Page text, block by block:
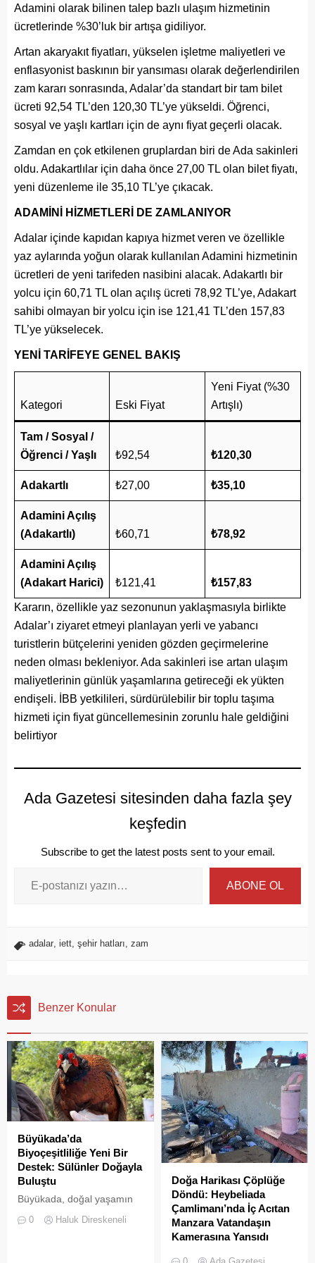
Adamini olarak bilinen talep bazlı ulaşım hizmetinin
ücretlerinde %30’luk bir artışa gidiliyor.
Artan akaryakıt fiyatları, yükselen işletme maliyetleri ve
enflasyonist baskının bir yansıması olarak değerlendirilen
zam kararı sonrasında, Adalar’da standart bir tam bilet
ücreti 92,54 TL’den 120,30 TL’ye yükseldi. Öğrenci,
sosyal ve yaşlı kartları için de aynı fiyat geçerli olacak.
Zamdan en çok etkilenen gruplardan biri de Ada sakinleri
oldu. Adakartlılar için daha önce 27,00 TL olan bilet fiyatı,
yeni düzenleme ile 35,10 TL’ye çıkacak.
ADAMİNİ HİZMETLERİ DE ZAMLANIYOR
Adalar içinde kapıdan kapıya hizmet veren ve özellikle
yaz aylarında yoğun olarak kullanılan Adamini hizmetinin
ücretleri de yeni tarifeden nasibini alacak. Adakartlı bir
yolcu için 60,71 TL olan açılış ücreti 78,92 TL’ye, Adakart
sahibi olmayan bir yolcu için ise 121,41 TL’den 157,83
TL’ye yükselecek.
YENİ TARİFEYE GENEL BAKIŞ
Kategori Eski Fiyat
Yeni Fiyat (%30
Artışlı)
Tam / Sosyal /
Öğrenci / Yaşlı
₺92,54 ₺120,30
Adakartlı ₺27,00 ₺35,10
Adamini Açılış
(Adakartlı)
₺60,71 ₺78,92
Adamini Açılış
(Adakart Harici)
₺121,41 ₺157,83
Kararın, özellikle yaz sezonunun yaklaşmasıyla birlikte
Adalar’ı ziyaret etmeyi planlayan yerli ve yabancı
turistlerin bütçelerini yeniden gözden geçirmelerine
neden olması bekleniyor. Ada sakinleri ise artan ulaşım
maliyetlerinin günlük yaşamlarına getireceği ek yükten
endişeli. İBB yetkilileri, sürdürülebilir bir toplu taşıma
hizmeti için fiyat güncellemesinin zorunlu hale geldiğini
belirtiyor
Ada Gazetesi sitesinden daha fazla şey
keşfedin
Subscribe to get the latest posts sent to your email.
ABONE OL
adalar iett şehir hatları zam
Benzer Konular
Büyükada’da
Biyoçeşitliliğe Yeni Bir
Destek: Sülünler Doğayla
Buluştu
Büyükada, doğal yaşamın
korunması ve biyolojik
çeşitliliğin
0 Haluk Direskeneli
Doğa Harikası Çöplüğe
Döndü: Heybeliada
Çamlimanı’nda İç Acıtan
Manzara Vatandaşın
Kamerasına Yansıdı